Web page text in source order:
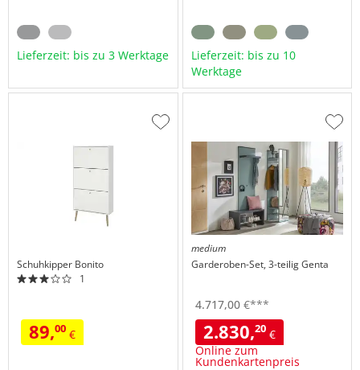
Lieferzeit: bis zu 3 Werktage
Lieferzeit: bis zu 10
Werktage
Schuhkipper Bonito
1
89,00 €
Zur
Wunschliste
medium
Garderoben-Set, 3-teiligGenta
4.717,00€***
2.830,20€
Online zum
Kundenkartenpreis
Zur